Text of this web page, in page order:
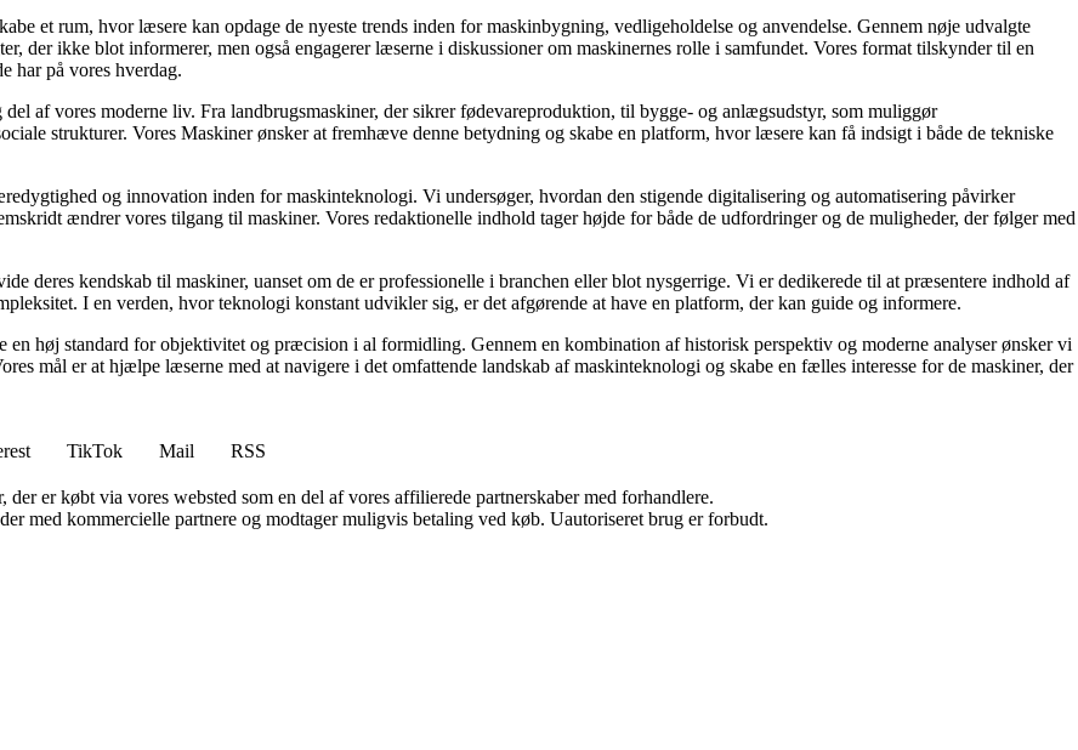
et rum, hvor læsere kan opdage de nyeste trends inden for maskinbygning, vedligeholdelse og anvendelse. Gennem nøje udvalgte
der ikke blot informerer, men også engagerer læserne i diskussioner om maskinernes rolle i samfundet. Vores format tilskynder til en
har på vores hverdag.
af vores moderne liv. Fra landbrugsmaskiner, der sikrer fødevareproduktion, til bygge- og anlægsudstyr, som muliggør
strukturer. Vores Maskiner ønsker at fremhæve denne betydning og skabe en platform, hvor læsere kan få indsigt i både de tekniske
og innovation inden for maskinteknologi. Vi undersøger, hvordan den stigende digitalisering og automatisering påvirker
ændrer vores tilgang til maskiner. Vores redaktionelle indhold tager højde for både de udfordringer og de muligheder, der følger med
deres kendskab til maskiner, uanset om de er professionelle i branchen eller blot nysgerrige. Vi er dedikerede til at præsentere indhold af
I en verden, hvor teknologi konstant udvikler sig, er det afgørende at have en platform, der kan guide og informere.
høj standard for objektivitet og præcision i al formidling. Gennem en kombination af historisk perspektiv og moderne analyser ønsker vi
mål er at hjælpe læserne med at navigere i det omfattende landskab af maskinteknologi og skabe en fælles interesse for de maskiner, der
TikTok Mail
RSS
er købt via vores websted som en del af vores affilierede partnerskaber med forhandlere.
med kommercielle partnere og modtager muligvis betaling ved køb. Uautoriseret brug er forbudt.